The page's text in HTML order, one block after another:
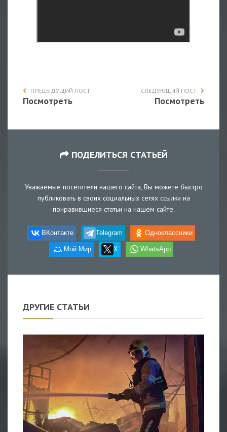
ПРЕДЫДУЩИЙ ПОСТ
Посмотреть
СЛЕДУЮЩИЙ ПОСТ
Посмотреть
ПОДЕЛИТЬСЯ СТАТЬЕЙ
Уважаемые посетители нашего сайта, Вы можете быстро
публиковать в своих социальных сетях ссылки на
понравившиеся статьи на нашем сайте.
ВКонтакте Telegram Одноклассники
Мой Мир X WhatsApp
ДРУГИЕ СТАТЬИ